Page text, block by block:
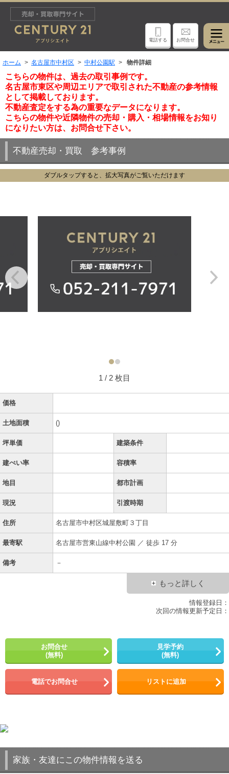
電話する お問合せ
ホーム 名古屋市中村区 中村公園駅 物件詳細
こちらの物件は、過去の取引事例です。
名古屋市東区や周辺エリアで取引された不動産の参考情報
として掲載しております。
不動産査定をする為の重要なデータになります。
こちらの物件や近隣物件の売却・購入・相場情報をお知り
になりたい方は、お問合せ下さい。
不動産売却・買取 参考事例
ダブルタップすると、拡大写真がご覧いただけます
1 / 2 枚目
価格
土地面積 ()
坪単価 建築条件
建ぺい率 容積率
地目 都市計画
現況 引渡時期
住所 名古屋市中村区城屋敷町３丁目
最寄駅 名古屋市営東山線中村公園 ／ 徒歩 17 分
備考 －
もっと詳しく
情報登録日：
次回の情報更新予定日：
お問合せ
(無料)
見学予約
(無料)
電話でお問合せ リストに追加
家族・友達にこの物件情報を送る